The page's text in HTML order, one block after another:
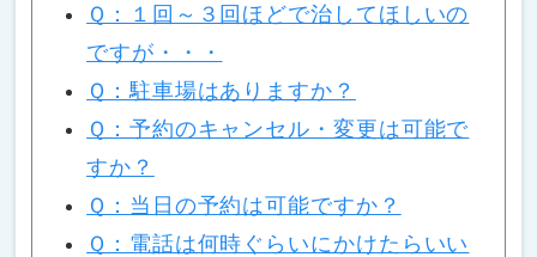
Ｑ：１回～３回ほどで治してほしいの
ですが・・・
Ｑ：駐車場はありますか？
Ｑ：予約のキャンセル・変更は可能で
すか？
Ｑ：当日の予約は可能ですか？
Ｑ：電話は何時ぐらいにかけたらいい